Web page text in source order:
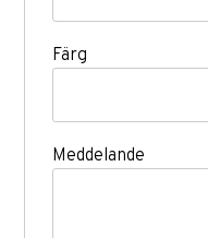
Färg
Meddelande